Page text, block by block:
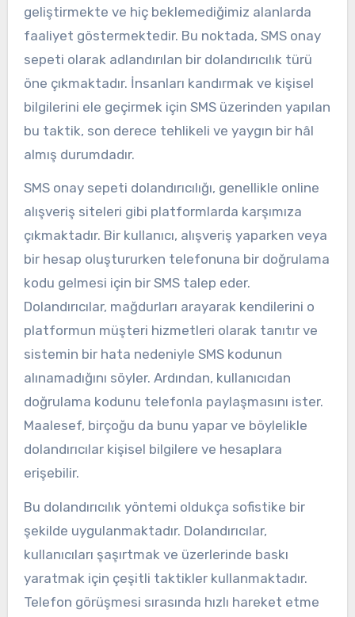
geliştirmekte ve hiç beklemediğimiz alanlarda
faaliyet göstermektedir. Bu noktada, SMS onay
sepeti olarak adlandırılan bir dolandırıcılık türü
öne çıkmaktadır. İnsanları kandırmak ve kişisel
bilgilerini ele geçirmek için SMS üzerinden yapılan
bu taktik, son derece tehlikeli ve yaygın bir hâl
almış durumdadır.
SMS onay sepeti dolandırıcılığı, genellikle online
alışveriş siteleri gibi platformlarda karşımıza
çıkmaktadır. Bir kullanıcı, alışveriş yaparken veya
bir hesap oluştururken telefonuna bir doğrulama
kodu gelmesi için bir SMS talep eder.
Dolandırıcılar, mağdurları arayarak kendilerini o
platformun müşteri hizmetleri olarak tanıtır ve
sistemin bir hata nedeniyle SMS kodunun
alınamadığını söyler. Ardından, kullanıcıdan
doğrulama kodunu telefonla paylaşmasını ister.
Maalesef, birçoğu da bunu yapar ve böylelikle
dolandırıcılar kişisel bilgilere ve hesaplara
erişebilir.
Bu dolandırıcılık yöntemi oldukça sofistike bir
şekilde uygulanmaktadır. Dolandırıcılar,
kullanıcıları şaşırtmak ve üzerlerinde baskı
yaratmak için çeşitli taktikler kullanmaktadır.
Telefon görüşmesi sırasında hızlı hareket etme